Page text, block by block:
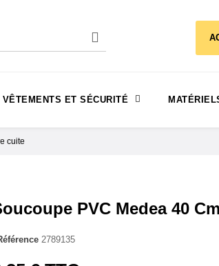
VÊTEMENTS ET SÉCURITÉ
cuite
PVC Medea 40
2789135